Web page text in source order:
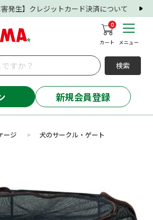
害発生】クレジットカード決済について
0
カート メニュー
検索
新規会員登録
ージ > 犬のサークル・ゲート